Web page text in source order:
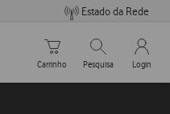
Estado da Rede
Carrinho de compras
Carrinho
Pesquisar
Pesquisa
My
Login